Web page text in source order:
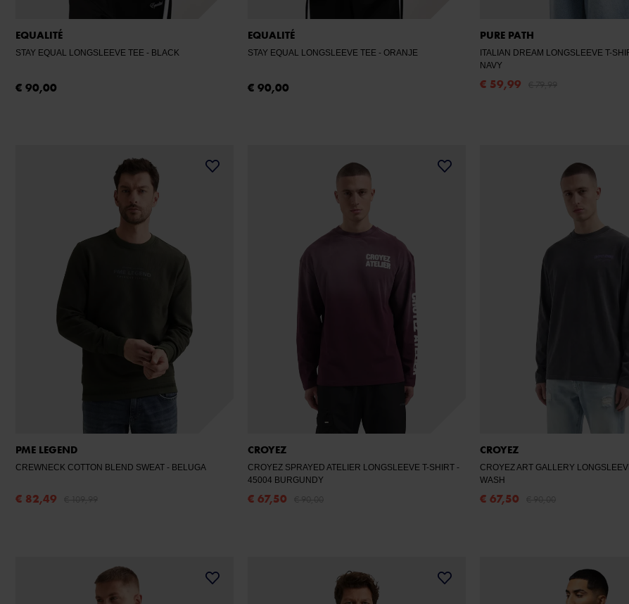
EQUALITÉ
STAY EQUAL LONGSLEEVE TEE - BLACK
€ 90,00
EQUALITÉ
STAY EQUAL LONGSLEEVE TEE - ORANJE
€ 90,00
PURE PATH
ITALIAN DREAM LONGSLEEVE T-
NAVY
€ 59,99
PME LEGEND
CREWNECK COTTON BLEND SWEAT - BELUGA
€ 82,49
CROYEZ
CROYEZ SPRAYED ATELIER LONGSLEEVE T-SHIRT -
45004 BURGUNDY
€ 67,50
CROYEZ
CROYEZ ART GALLERY
WASH
€ 67,50